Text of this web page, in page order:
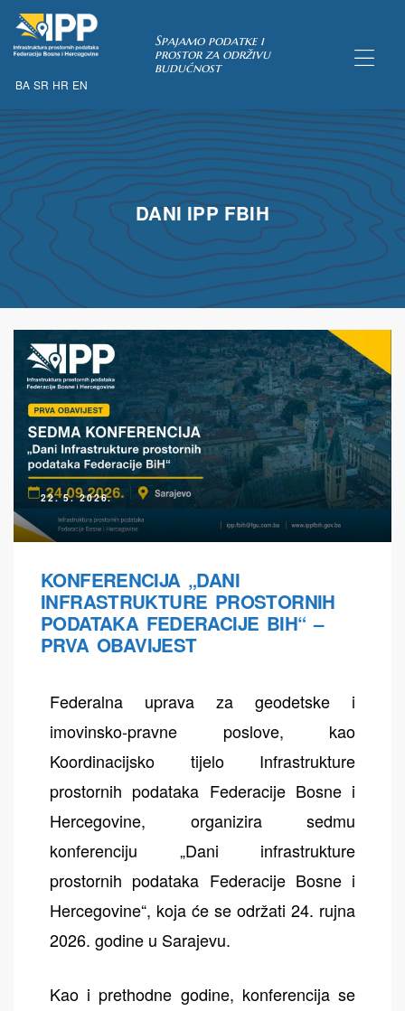
BA SR HR EN
Spajamo podatke i
prostor za održivu
budućnost
DANI IPP FBIH
22. 5. 2026.
KONFERENCIJA „DANI
INFRASTRUKTURE PROSTORNIH
PODATAKA FEDERACIJE BIH“ –
PRVA OBAVIJEST
Federalna uprava za geodetske i
imovinsko-pravne poslove, kao
Koordinacijsko tijelo Infrastrukture
prostornih podataka Federacije Bosne i
Hercegovine, organizira sedmu
konferenciju „Dani infrastrukture
prostornih podataka Federacije Bosne i
Hercegovine“, koja će se održati 24. rujna
2026. godine u Sarajevu.
Kao i prethodne godine, konferencija se
uvjeta